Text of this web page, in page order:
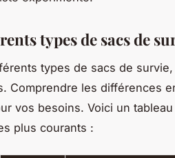
types de sacs de
types de sacs de
Comprendre les différences
vos besoins. Voici un
plus courants :